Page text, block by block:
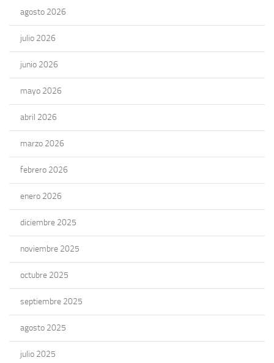
agosto 2026
julio 2026
junio 2026
mayo 2026
abril 2026
marzo 2026
febrero 2026
enero 2026
diciembre 2025
noviembre 2025
octubre 2025
septiembre 2025
agosto 2025
julio 2025